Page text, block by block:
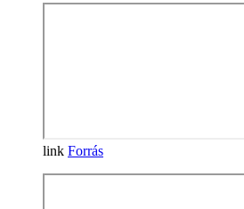
Forrás